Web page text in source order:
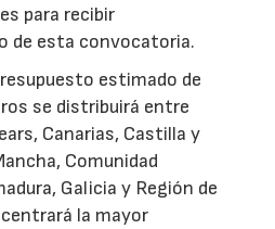
para recibir
de esta convocatoria.
estimado de
se distribuirá entre
Canarias, Castilla y
Comunidad
Galicia y Región de
la mayor